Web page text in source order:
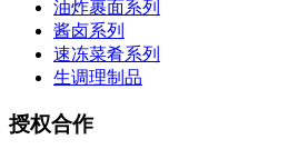
油炸裹面系列
酱卤系列
速冻菜肴系列
生调理制品
授权合作